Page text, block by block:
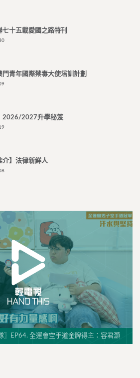
七十五載愛國之路特刊
門青年國際禁毒大使培訓計劃
2026/2027升學秘笈
介】法律新鮮人
〗EP64. 全運會空手道金牌得主：容君灝